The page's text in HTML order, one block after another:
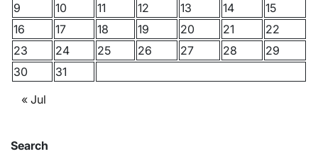
9
10 11 12 13 14
15
16
17 18 19 20 21
22
23
24 25 26 27 28
29
30
31
« Jul
Search